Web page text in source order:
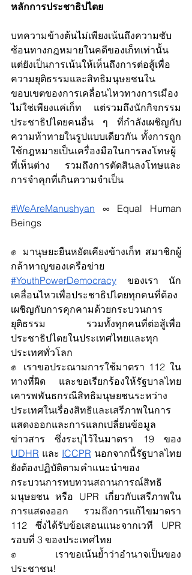
หลักการประชาธิปไตย
บทความข้างต้นไม่เพียงเน้นถึงความซับ
ซ้อนทางกฎหมายในคดีของเก็ทเท่านั้น
แต่ยังเป็นการเน้นให้เห็นถึงการต่อสู้เพื่อ
ความยุติธรรมและสิทธิมนุษยชนใน
ขอบเขตของการเคลื่อนไหวทางการเมือง
ไม่ใช่เพียงแค่เก็ท แต่รวมถึงนักกิจกรรม
ประชาธิปไตยคนอื่น ๆ ที่กำลังเผชิญกับ
ความท้าทายในรูปแบบเดียวกัน ทั้งการถูก
ใช้กฎหมายเป็นเครื่องมือในการลงโทษผู้
ที่เห็นต่าง รวมถึงการตัดสินลงโทษและ
การจำคุกที่เกินความจำเป็น
#WeAreManushyan ∞ Equal Human
Beings
✊ มานุษยะยืนหยัดเคียงข้างเก็ท สมาชิกผู้
#YouthPowerDemocracy ของเรา นัก
เคลื่อนไหวเพื่อประชาธิปไตยทุกคนที่ต้อง
เผชิญกับการคุกคามด้วยกระบวนการ
ยุติธรรม รวมทั้งทุกคนที่ต่อสู้เพื่อ
ประชาธิปไตยในประเทศไทยและทุก
ประเทศทั่วโลก
✊ เราขอประณามการใช้มาตรา 112 ใน
ทางที่ผิด และขอเรียกร้องให้รัฐบาลไทย
เคารพพันธกรณีสิทธิมนุษยชนระหว่าง
ประเทศในเรื่องสิทธิและเสรีภาพในการ
แสดงออกและการแลกเปลี่ยนข้อมูล
UDHR และ ICCPR นอกจากนี้รัฐบาลไทย
ยังต้องปฏิบัติตามคำแนะนำของ
กระบวนการทบทวนสถานการณ์สิทธิ
มนุษยชน หรือ UPR เกี่ยวกับเสรีภาพใน
การแสดงออก รวมถึงการแก้ไขมาตรา
112 ซึ่งได้รับข้อเสอนแนะจากเวที UPR
รอบที่ 3 ของประเทศไทย
✊ เราขอเน้นย้ำว่าอำนาจเป็นของ
ประชาชน!